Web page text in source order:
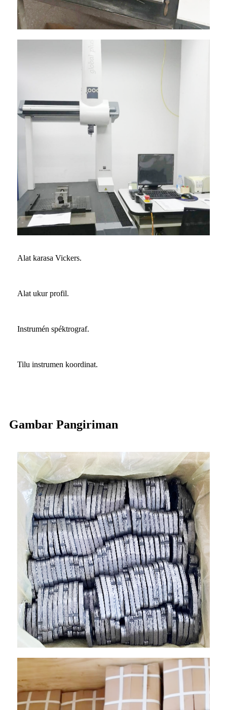
Alat karasa Vickers.
Alat ukur profil.
Instrumén spéktrograf.
Tilu instrumen koordinat.
Gambar Pangiriman